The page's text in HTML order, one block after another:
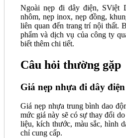
Ngoài nẹp đi dây điện, SViệt
nhôm, nẹp inox, nẹp đồng,
liên quan đến trang trí nội thất.
phẩm và dịch vụ của công ty
biết thêm chi tiết.
Câu hỏi thường gặp
Giá nẹp nhựa đi dây
Giá nẹp nhựa trung bình dao
mức giá này sẽ có sự thay đổi
liệu, kích thước, màu sắc, hình
chỉ cung cấp.